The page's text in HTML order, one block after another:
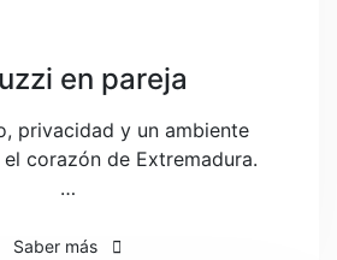
en pareja
privacidad y un ambiente
corazón de Extremadura.
…
Saber más